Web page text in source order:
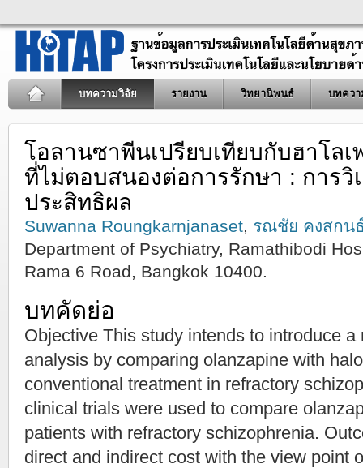
บทความวิจัย รายงาน วิทยานิพนธ์ บทควา
โอลานซาพีนเปรียบเทียบกับฮาโล
ที่ไม่ตอบสนองต่อการรักษา : การวิ
ประสิทธิผล
Suwanna Roungkarnjanaset, รณชัย คงสกน
Department of Psychiatry, Ramathibodi
Rama 6 Road, Bangkok 10400.
บทคัดย่อ
Objective This study intends to introduce
analysis by comparing olanzapine with
conventional treatment in refractory
clinical trials were used to compare
patients with refractory schizophrenia.
direct and indirect cost with the view point